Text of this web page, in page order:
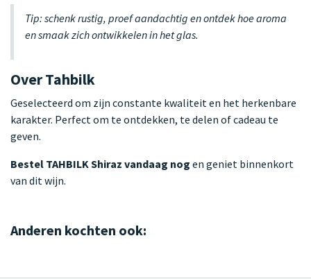
Tip: schenk rustig, proef aandachtig en ontdek hoe aroma
en smaak zich ontwikkelen in het glas.
Over Tahbilk
Geselecteerd om zijn constante kwaliteit en het herkenbare
karakter. Perfect om te ontdekken, te delen of cadeau te
geven.
Bestel TAHBILK Shiraz vandaag nog en geniet binnenkort
van dit wijn.
Anderen kochten ook: